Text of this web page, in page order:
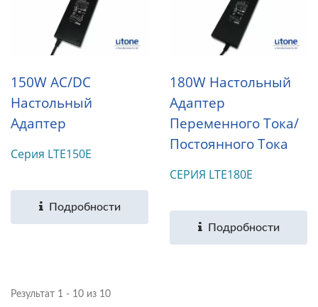
150W AC/DC
Настольный
Адаптер
Серия LTE150E
Подробности
180W Настольный
Адаптер
Переменного Тока/
Постоянного Тока
СЕРИЯ LTE180E
Подробности
Результат 1 - 10 из 10